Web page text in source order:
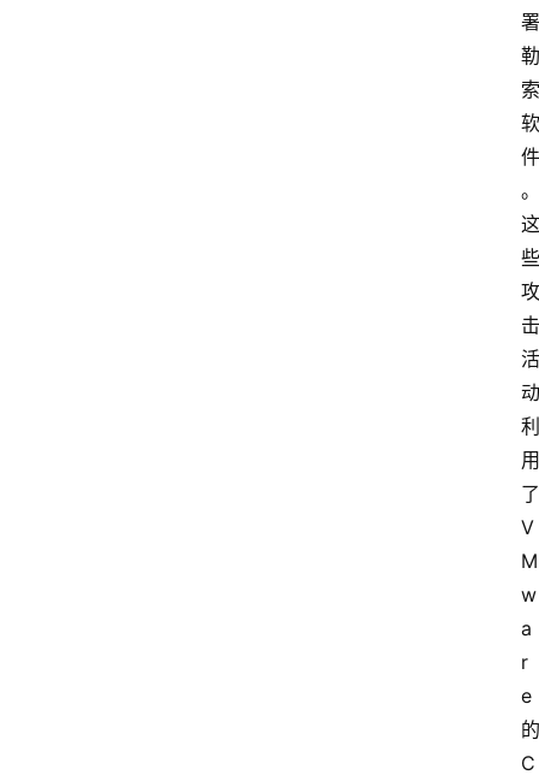
署
勒
索
软
件
。
这
些
攻
击
活
动
利
用
了
V
M
w
a
r
e
的
C